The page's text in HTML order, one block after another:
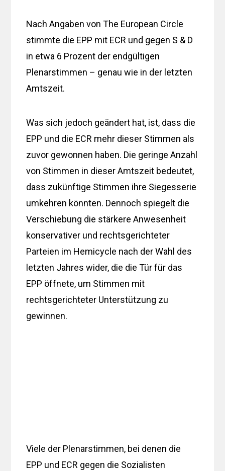
Nach Angaben von The European Circle
stimmte die EPP mit ECR und gegen S & D
in etwa 6 Prozent der endgültigen
Plenarstimmen – genau wie in der letzten
Amtszeit.
Was sich jedoch geändert hat, ist, dass die
EPP und die ECR mehr dieser Stimmen als
zuvor gewonnen haben. Die geringe Anzahl
von Stimmen in dieser Amtszeit bedeutet,
dass zukünftige Stimmen ihre Siegesserie
umkehren könnten. Dennoch spiegelt die
Verschiebung die stärkere Anwesenheit
konservativer und rechtsgerichteter
Parteien im Hemicycle nach der Wahl des
letzten Jahres wider, die die Tür für das
EPP öffnete, um Stimmen mit
rechtsgerichteter Unterstützung zu
gewinnen.
Viele der Plenarstimmen, bei denen die
EPP und ECR gegen die Sozialisten